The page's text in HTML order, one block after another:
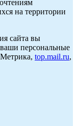
на территории
сайта вы
персональные
top.mail.ru,